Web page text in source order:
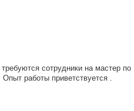
сотрудники на мастер по
работы приветствуется .